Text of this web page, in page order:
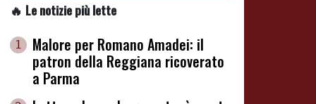
🔥 Le notizie più lette
1
Malore per Romano Amadei: il
patron della Reggiana ricoverato
a Parma